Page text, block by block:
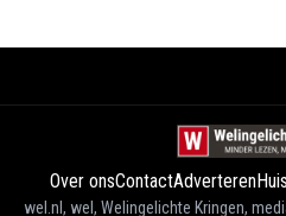
Over onsContactAdverteren
wel.nl, wel, Welingelichte Kringen,